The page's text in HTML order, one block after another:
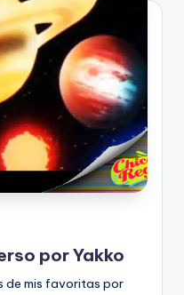
por Yakko
de mis favoritas por